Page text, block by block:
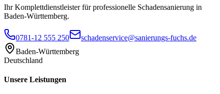
Ihr Komplettdienstleister für professionelle Schadensanierung in
Baden-Württemberg.
0781-12 555 250
schadenservice@sanierungs-fuchs.de
Baden-Württemberg
Deutschland
Unsere Leistungen